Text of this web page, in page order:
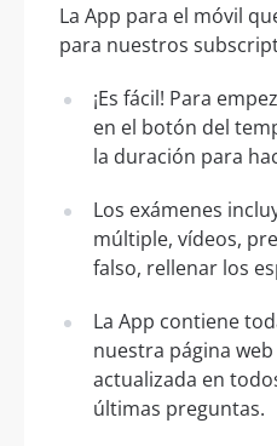
La App para el móvil
para nuestros
¡Es fácil! Para
en el botón del
la duración para
Los exámenes
múltiple, vídeos,
falso, rellenar los
La App contiene
nuestra página
actualizada en
últimas preguntas.